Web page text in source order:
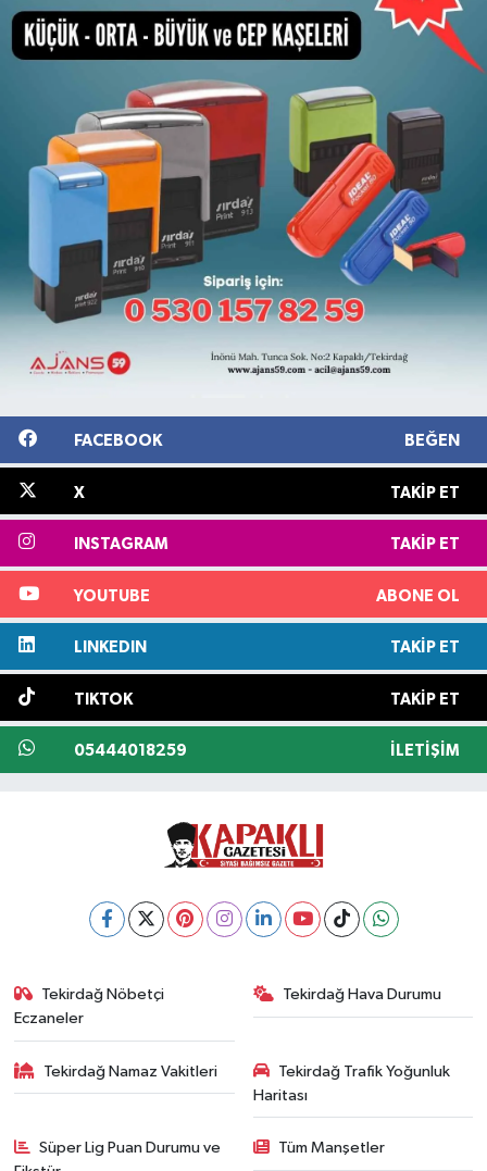
FACEBOOK BEĞEN
X TAKIP ET
INSTAGRAM TAKIP ET
YOUTUBE ABONE OL
LINKEDIN TAKIP ET
TIKTOK TAKIP ET
05444018259 İLETIŞIM
Tekirdağ Nöbetçi
Eczaneler
Tekirdağ Hava Durumu
Tekirdağ Namaz Vakitleri
Tekirdağ Trafik Yoğunluk
Haritası
Süper Lig Puan Durumu ve
Tüm Manşetler